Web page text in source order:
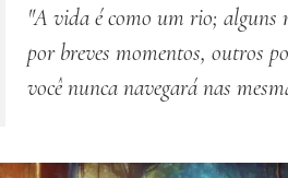
"A vida é como um rio; alguns
por breves momentos, outros
você nunca navegará nas